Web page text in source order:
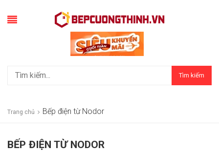
Tìm kiếm
Trang chủ Bếp điện từ Nodor
BẾP ĐIỆN TỪ NODOR